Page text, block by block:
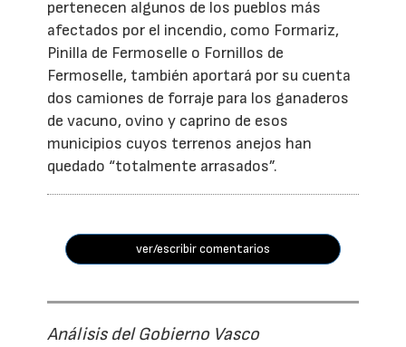
pertenecen algunos de los pueblos más
afectados por el incendio, como Formariz,
Pinilla de Fermoselle o Fornillos de
Fermoselle, también aportará por su cuenta
dos camiones de forraje para los ganaderos
de vacuno, ovino y caprino de esos
municipios cuyos terrenos anejos han
quedado “totalmente arrasados”.
ver/escribir comentarios
Análisis del Gobierno Vasco